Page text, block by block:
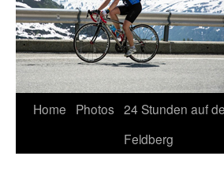
Skip
Home Photos 24 Stunden auf
Feldberg